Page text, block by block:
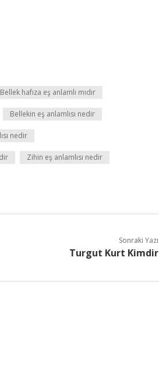
Bellek hafıza eş anlamlı mıdır
Bellekin eş anlamlısı nedir
nedir
Zihin eş anlamlısı nedir
Sonraki Yazı
Turgut Kurt Kimdir